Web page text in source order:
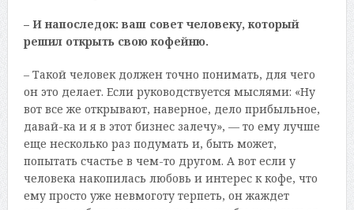
– И напоследок: ваш совет человеку, который
решил открыть свою кофейню.
– Такой человек должен точно понимать, для чего
он это делает. Если руководствуется мыслями: «Ну
вот все же открывают, наверное, дело прибыльное,
давай-ка и я в этот бизнес залечу», — то ему лучше
еще несколько раз подумать и, быть может,
попытать счастье в чем-то другом. А вот если у
человека накопилась любовь и интерес к кофе, что
ему просто уже невмоготу терпеть, он жаждет